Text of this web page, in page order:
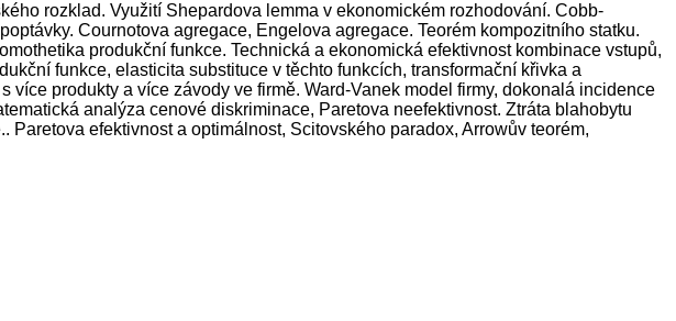
rozklad. Využití Shepardova lemma v ekonomickém rozhodování. Cobb-
Cournotova agregace, Engelova agregace. Teorém kompozitního statku.
produkční funkce. Technická a ekonomická efektivnost kombinace vstupů,
funkce, elasticita substituce v těchto funkcích, transformační křivka a
produkty a více závody ve firmě. Ward-Vanek model firmy, dokonalá incidence
analýza cenové diskriminace, Paretova neefektivnost. Ztráta blahobytu
efektivnost a optimálnost, Scitovského paradox, Arrowův teorém,